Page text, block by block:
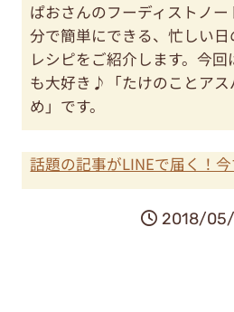
ぱおさんのフーディストノ
分で簡単にできる、忙しい
レシピをご紹介します。今
も大好き♪「たけのことアス
め」です。
話題の記事がLINEで届く！
2018/